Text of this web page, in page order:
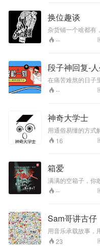
换位趣谈
杂货铺一个啥都有
也期待你的加入。
--
段子神回复-
在痛苦难熬的日子
--
神奇大学士
用通俗易懂的方式
16
箱爱
满满的空箱子，你
《箱爱》，持续连载
带来一只皮箱，说
刻间灰飞烟灭。
与男友人天各一方
自2010年。 她，
年。 而她们，却
在打开那只箱子开
--
Sam哥讲古仔
用音乐承载故事，
你有酒吗？Sam哥
23